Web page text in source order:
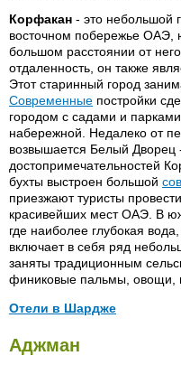
California 2*
Capitol Hotel 4*
Carlton Tower 4*
Casablanca 2*
City Centre Hotel &
City King 2*
Claridge 3*
Comfort Inn Hotel 3*
Commodore 4*
Conrad 2*
Crown Plaza 5*
Dar Al Sondos Suites Hotel
Apartment by Le Meridien
Deira Park 2*
Корфакан - это небольшой
восточном побережье ОАЭ,
большом расстоянии от
отдаленность, он также
Этот старинный город
Современные постройки
городом с садами и
набережной. Недалеко от
возвышается Белый Дворец
достопримечательностей
бухты выстроен большой
приезжают туристы
красивейших мест ОАЭ. В
где наиболее глубокая
включает в себя ряд
заняты традиционным
финиковые пальмы, овощи,
Отели в Шардже
Al Bustan 3*
Аджман